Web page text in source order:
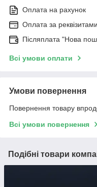
Оплата на рахунок
Оплата за реквізитами
Післяплата "Нова
Всі умови оплати
Умови повернення
Повернення товару
Всі умови повернення
Подібні товари